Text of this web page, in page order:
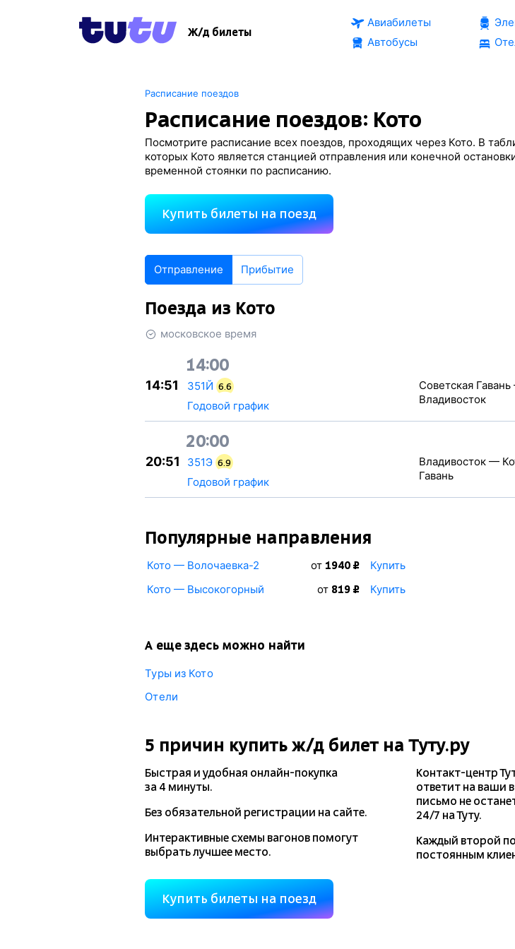
Ж/д билеты
Авиабилеты
Автобусы
Расписание поездов
Расписание поездов: Кото
Посмотрите расписание всех поездов, проходящих через Кото. В
которых Кото является станцией отправления или конечной
временной стоянки по расписанию.
Купить билеты на поезд
Отправление Прибытие
Поезда из Кото
московское время
14:00
14:51 351Й 6.6
Советская
Владивосток
Годовой график
20:00
20:51 351Э 6.9
Владивосток —
Гавань
Годовой график
Популярные направления
Кото — Волочаевка-2 от 1940 ₽
Купить
Кото — Высокогорный
от 819 ₽ Купить
А еще здесь можно найти
Туры из Кото
Отели
5 причин купитьж/д билет на Туту.ру
Быстрая и удобная онлайн-покупка
за 4 минуты.
Без обязательной регистрации на сайте.
Интерактивные схемы вагонов помогут
выбрать лучшее место.
Контакт-центр
ответит на ваши
письмо не
24/7 на Туту.
Каждый второй
постоянным
Купить билеты на поезд